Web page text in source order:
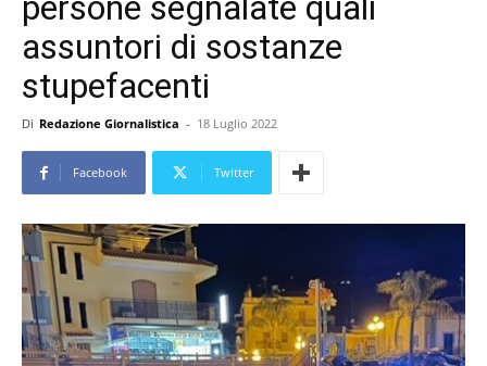
assuntori di sostanze
stupefacenti
Di Redazione Giornalistica - 18 Luglio 2022
Facebook Twitter